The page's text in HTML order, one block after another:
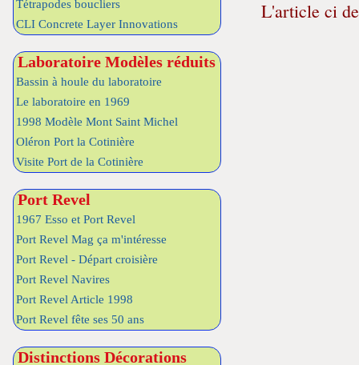
Tétrapodes boucliers
CLI Concrete Layer Innovations
Laboratoire Modèles réduits
Bassin à houle du laboratoire
Le laboratoire en 1969
1998 Modèle Mont Saint Michel
Oléron Port la Cotinière
Visite Port de la Cotinière
Port Revel
1967 Esso et Port Revel
Port Revel Mag ça m'intéresse
Port Revel - Départ croisière
Port Revel Navires
Port Revel Article 1998
Port Revel fête ses 50 ans
Distinctions Décorations
L'article ci